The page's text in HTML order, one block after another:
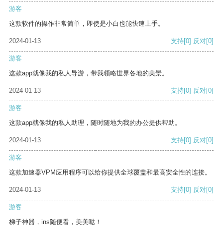
游客
这款软件的操作非常简单，即使是小白也能快速上手。
2024-01-13 支持[0] 反对[0]
游客
这款app就像我的私人导游，带我领略世界各地的美景。
2024-01-13 支持[0] 反对[0]
游客
这款app就像我的私人助理，随时随地为我的办公提供帮助。
2024-01-13 支持[0] 反对[0]
游客
这款加速器VPM应用程序可以给你提供全球覆盖和最高安全性的连接。
2024-01-13 支持[0] 反对[0]
游客
梯子神器，ins随便看，美美哒！